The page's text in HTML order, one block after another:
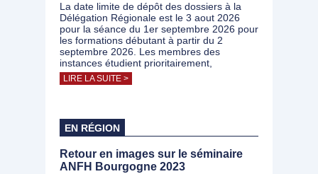
La date limite de dépôt des dossiers à la
Délégation Régionale est le 3 aout 2026
pour la séance du 1er septembre 2026 pour
les formations débutant à partir du 2
septembre 2026. Les membres des
instances étudient prioritairement,
LIRE LA SUITE >
EN RÉGION
Retour en images sur le séminaire
ANFH Bourgogne 2023